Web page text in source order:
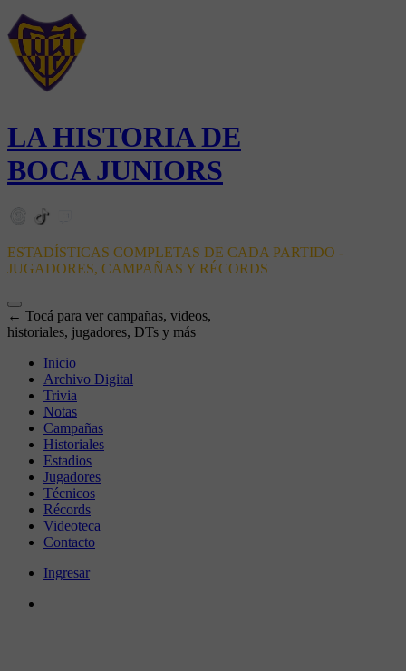
LA HISTORIA DE
BOCA JUNIORS
ESTADÍSTICAS COMPLETAS DE CADA PARTIDO -
JUGADORES, CAMPAÑAS Y RÉCORDS
← Tocá para ver campañas, videos,
historiales, jugadores, DTs y más
Inicio
Archivo Digital
Trivia
Notas
Campañas
Historiales
Estadios
Jugadores
Técnicos
Récords
Videoteca
Contacto
Ingresar